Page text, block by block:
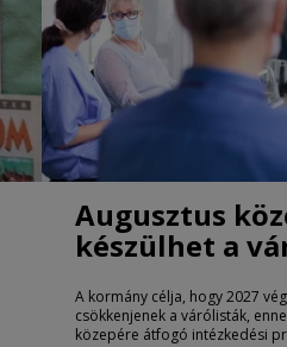
Augusztus
készülhet a
A kormány célja, hogy 2027
csökkenjenek a várólisták,
közepére átfogó intézkedési